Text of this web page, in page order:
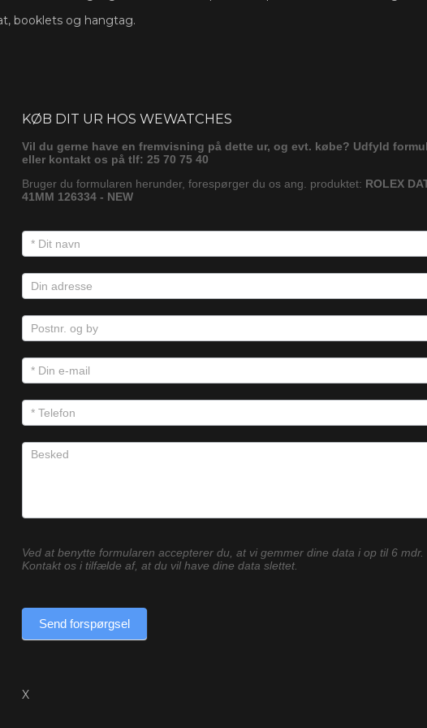
booklets og hangtag.
KØB DIT UR HOS WEWATCHES
Vil du gerne have en fremvisning på dette ur, og evt. købe? Udfyld
eller kontakt os på tlf: 25 70 75 40
Bruger du formularen herunder, forespørger du os ang. produktet: ROLEX
41MM 126334 - NEW
Ved at benytte formularen accepterer du, at vi gemmer dine data i op til 6 mdr.
Kontakt os i tilfælde af, at du vil have dine data slettet.
Send forspørgsel
X